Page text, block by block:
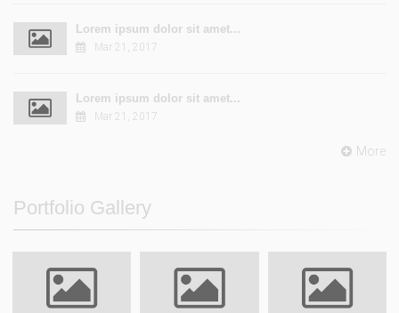
Lorem ipsum dolor sit amet...
Mar 21, 2017
Lorem ipsum dolor sit amet...
Mar 21, 2017
More
Portfolio Gallery